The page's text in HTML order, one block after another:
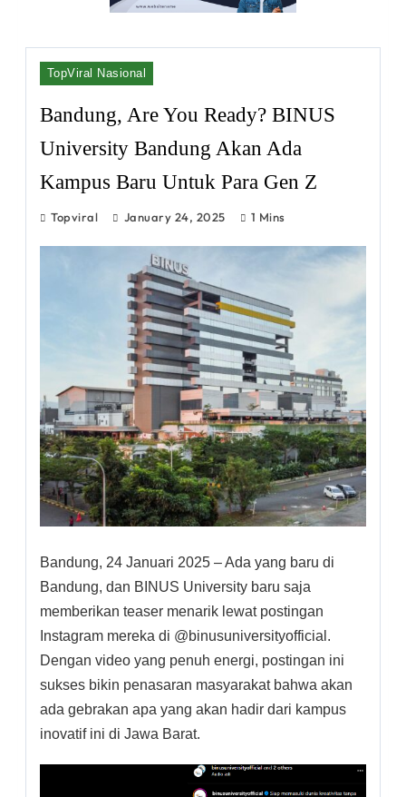
TopViral Nasional
Bandung, Are You Ready? BINUS
University Bandung Akan Ada
Kampus Baru Untuk Para Gen Z
Topviral January 24, 2025 1 Mins
Bandung, 24 Januari 2025 – Ada yang baru di
Bandung, dan BINUS University baru saja
memberikan teaser menarik lewat postingan
Instagram mereka di @binusuniversityofficial.
Dengan video yang penuh energi, postingan ini
sukses bikin penasaran masyarakat bahwa akan
ada gebrakan apa yang akan hadir dari kampus
inovatif ini di Jawa Barat.